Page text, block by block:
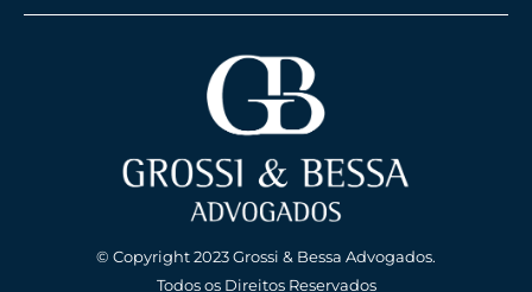
© Copyright 2023 Grossi & Bessa Advogados.
Todos os Direitos Reservados